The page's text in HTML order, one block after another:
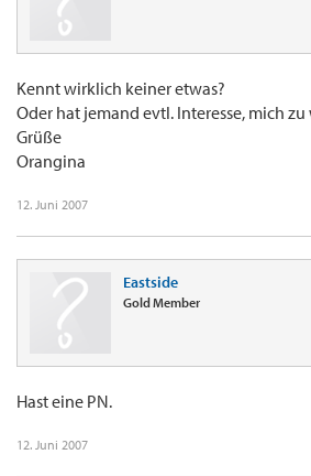
Kennt wirklich keiner etwas?
Oder hat jemand evtl. Interesse, mich zu
Grüße
Orangina
12. Juni 2007
Eastside
Gold Member
Hast eine PN.
12. Juni 2007